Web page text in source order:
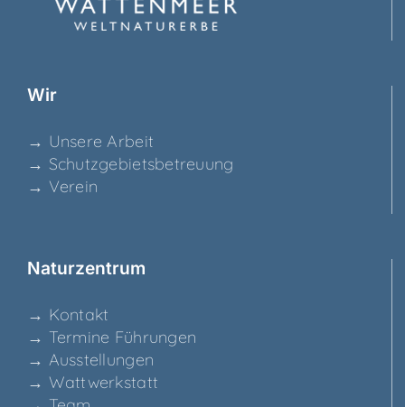
Wir
→ Unse­re Arbeit
→ Schutz­ge­biets­be­treu­ung
→ Ver­ein
Natur­zen­trum
→ Kon­takt
→ Ter­mi­ne Führungen
→ Aus­stel­lun­gen
→ Watt­werk­statt